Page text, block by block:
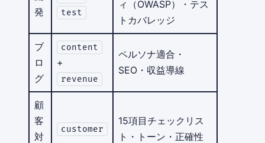
発
test
ィ（OWASP）・テス
トカバレッジ
ブ
ロ
グ
content
+
revenue
ペルソナ適合・
SEO・収益導線
顧
客
対
customer
15項目チェックリス
ト・トーン・正確性